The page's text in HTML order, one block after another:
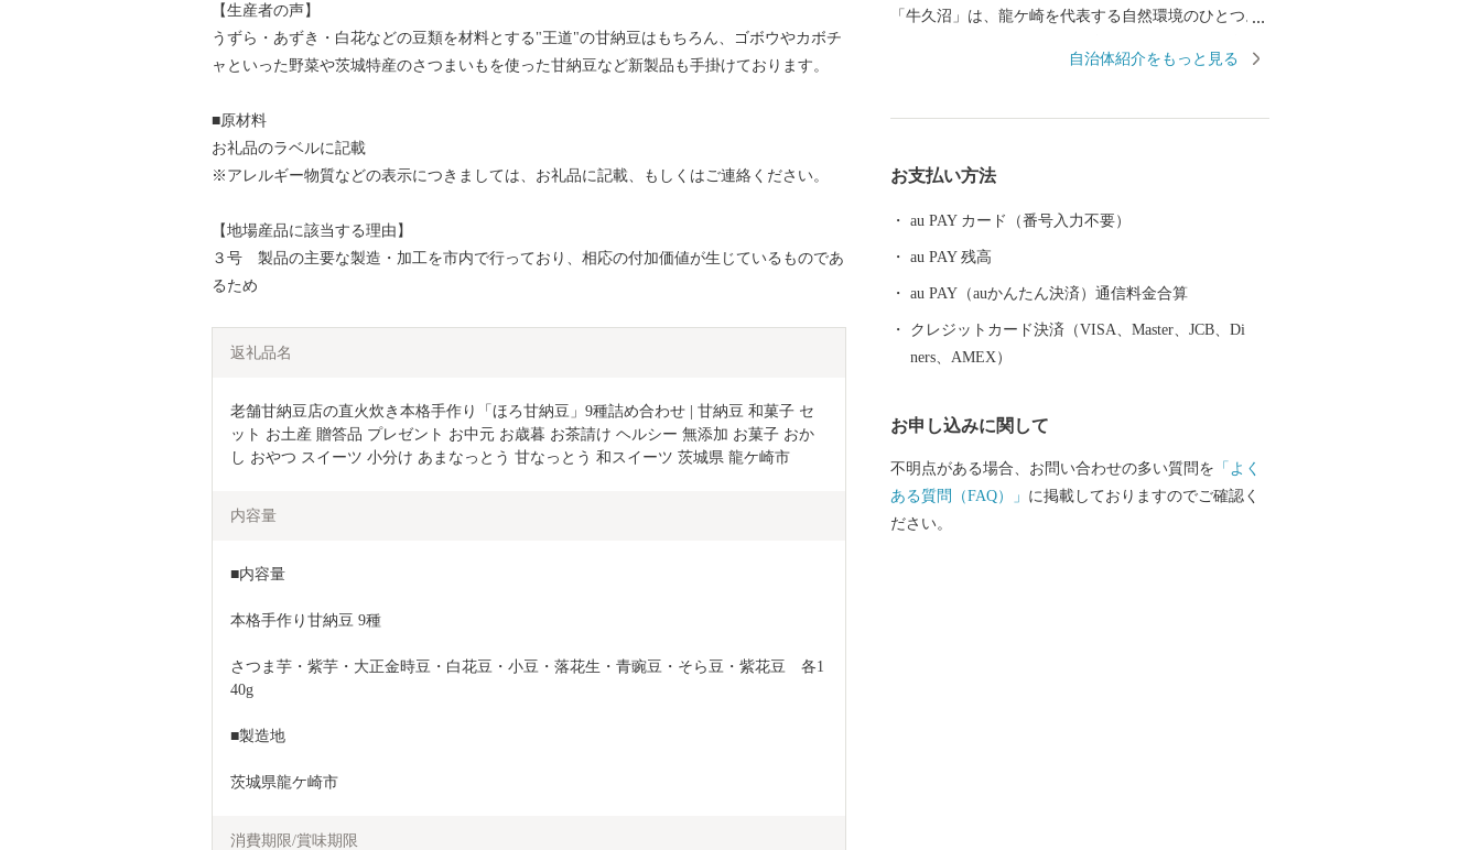
【生産者の声】
うずら・あずき・白花などの豆類を材料とする"王道"の甘納豆はもちろん、ゴボウやカボチ
ャといった野菜や茨城特産のさつまいもを使った甘納豆など新製品も手掛けております。
■原材料
お礼品のラベルに記載
※アレルギー物質などの表示につきましては、お礼品に記載、もしくはご連絡ください。
【地場産品に該当する理由】
３号 製品の主要な製造・加工を市内で行っており、相応の付加価値が生じているものであ
るため
返礼品名
老舗甘納豆店の直火炊き本格手作り「ほろ甘納豆」9種詰め合わせ | 甘納豆 和菓子 セ
ット お土産 贈答品 プレゼント お中元 お歳暮 お茶請け ヘルシー 無添加 お菓子 おか
し おやつ スイーツ 小分け あまなっとう 甘なっとう 和スイーツ 茨城県 龍ケ崎市
内容量
■内容量
本格手作り甘納豆 9種
さつま芋・紫芋・大正金時豆・白花豆・小豆・落花生・青豌豆・そら豆・紫花豆　各1
40g
■製造地
茨城県龍ケ崎市
消費期限/賞味期限
「牛久沼」は、龍ケ崎を代表する自然環境のひとつ。
を支えたい！」そんな想いを実現するべく、結婚、妊
らえるようなまちづくりを進めていきます。 そんな龍
職人が新たな風を吹き込み送り出した品々が数多くあ
ります。それらの品々を、ご寄附へのお礼として贈ら
自治体紹介をもっと見る
お支払い方法
au PAY カード（番号入力不要）
au PAY 残高
au PAY（auかんたん決済）通信料金合算
クレジットカード決済（VISA、Master、JCB、Di
ners、AMEX）
お申し込みに関して
不明点がある場合、お問い合わせの多い質問を 「よく
ある質問（FAQ）」 に掲載しておりますのでご確認く
ださい。